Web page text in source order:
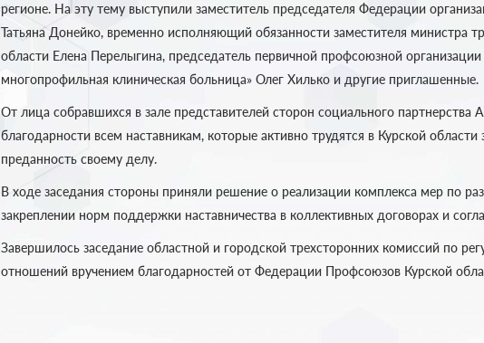
регионе. На эту тему выступили заместитель председателя Федерации
Татьяна Донейко, временно исполняющий обязанности заместителя министра
области Елена Перелыгина, председатель первичной профсоюзной
многопрофильная клиническая больница» Олег Хилько и другие приглашенные.
От лица собравшихся в зале представителей сторон социального партнерства
благодарности всем наставникам, которые активно трудятся в Курской
преданность своему делу.
В ходе заседания стороны приняли решение о реализации комплекса мер по
закреплении норм поддержки наставничества в коллективных договорах и
Завершилось заседание областной и городской трехсторонних комиссий по
отношений вручением благодарностей от Федерации Профсоюзов Курской